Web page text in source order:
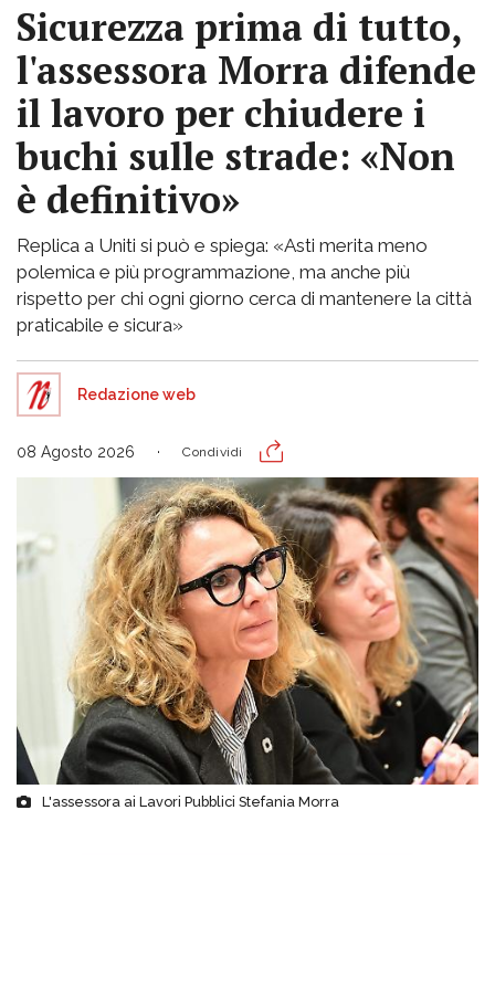
Sicurezza prima di tutto,
l'assessora Morra difende
il lavoro per chiudere i
buchi sulle strade: «Non
è definitivo»
Replica a Uniti si può e spiega: «Asti merita meno
polemica e più programmazione, ma anche più
rispetto per chi ogni giorno cerca di mantenere la città
praticabile e sicura»
Redazione web
08 Agosto 2026 Condividi
L'assessora ai Lavori Pubblici Stefania Morra